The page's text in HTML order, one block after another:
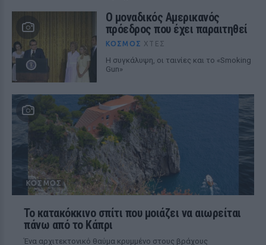
Ο μοναδικός Αμερικανός
πρόεδρος που έχει παραιτηθεί
ΚΌΣΜΟΣ ΧΤΕΣ
Η συγκάλυψη, οι ταινίες και το «Smoking
Gun»
ΚΌΣΜΟΣ
Το κατακόκκινο σπίτι που μοιάζει να αιωρείται
πάνω από το Κάπρι
Ένα αρχιτεκτονικό θαύμα κρυμμένο στους βράχους